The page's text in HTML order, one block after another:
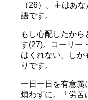
（26）。主はあ
語です。
もし心配したか
す(27)。コーリー
はくれない。し
りです。
一日一日を有意義
煩わずに。「労苦